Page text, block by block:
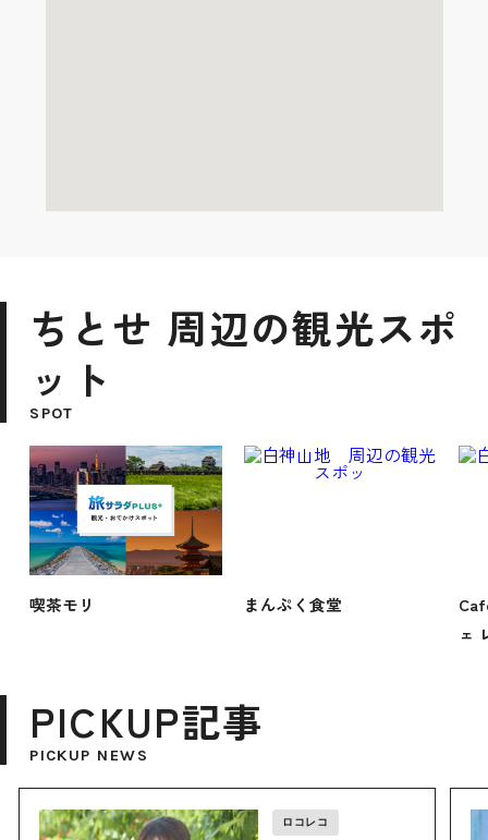
ちとせ 周辺の観光スポ
ット
SPOT
喫茶モリ まんぷく食堂
ェ
PICKUP記事
PICKUP NEWS
ロコレコ